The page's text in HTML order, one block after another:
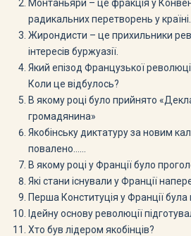
Монтаньяри – це фракція у
радикальних перетворень у країні.
Жирондисти – це прихильники
інтересів буржуазії.
Який епізод Французької
Коли це відбулось?
В якому році було прийнято
громадянина»
Якобінську диктатуру за новим
повалено……
В якому році у Франції було
Які стани існували у Франції
Перша Конституція у Франції була
Ідейну основу революції
Хто був лідером якобінців?